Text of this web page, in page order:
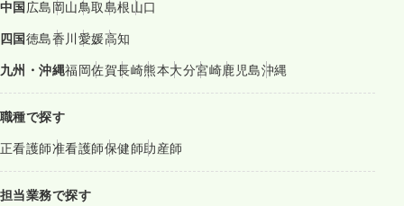
中国広島岡山鳥取島根山口
四国徳島香川愛媛高知
九州・沖縄福岡佐賀長崎熊本大分宮崎鹿児島沖縄
職種で探す
正看護師准看護師保健師助産師
担当業務で探す